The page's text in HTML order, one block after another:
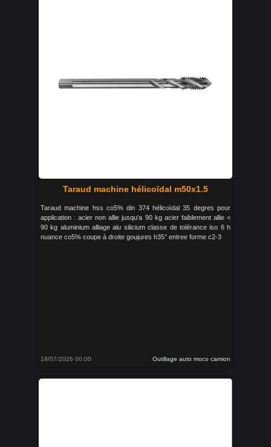
Taraud machine hélicoïdal m50x1.5
Taraud machine hss co5% din 374 hélicoïdal 35 degres pour
application : acier non allie jusqu'a 90 kg acier faiblement allie <
90 kg aluminium alliage alu silicium classe de tolérance iso 6 h
nuance co5% coupe à droite goujures h35° entree forme c2-3
18/07/2026 00:00 Outillage auto moco camion